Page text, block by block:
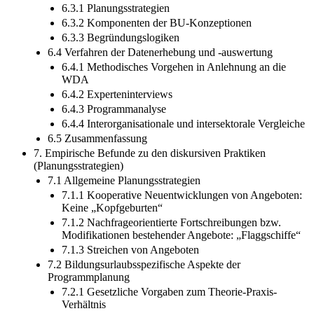
6.3.1 Planungsstrategien
6.3.2 Komponenten der BU-Konzeptionen
6.3.3 Begründungslogiken
6.4 Verfahren der Datenerhebung und -auswertung
6.4.1 Methodisches Vorgehen in Anlehnung an die
WDA
6.4.2 Experteninterviews
6.4.3 Programmanalyse
6.4.4 Interorganisationale und intersektorale Vergleiche
6.5 Zusammenfassung
7. Empirische Befunde zu den diskursiven Praktiken
(Planungsstrategien)
7.1 Allgemeine Planungsstrategien
7.1.1 Kooperative Neuentwicklungen von Angeboten:
Keine „Kopfgeburten“
7.1.2 Nachfrageorientierte Fortschreibungen bzw.
Modifikationen bestehender Angebote: „Flaggschiffe“
7.1.3 Streichen von Angeboten
7.2 Bildungsurlaubsspezifische Aspekte der
Programmplanung
7.2.1 Gesetzliche Vorgaben zum Theorie-Praxis-
Verhältnis